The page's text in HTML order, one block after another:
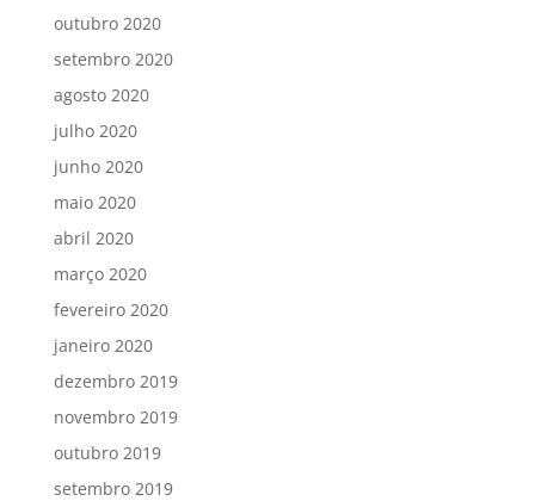
outubro 2020
setembro 2020
agosto 2020
julho 2020
junho 2020
maio 2020
abril 2020
março 2020
fevereiro 2020
janeiro 2020
dezembro 2019
novembro 2019
outubro 2019
setembro 2019